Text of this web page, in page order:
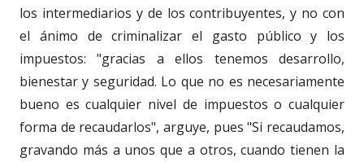
los intermediarios y de los contribuyentes, y no con
el ánimo de criminalizar el gasto público y los
impuestos: "gracias a ellos tenemos desarrollo,
bienestar y seguridad. Lo que no es necesariamente
bueno es cualquier nivel de impuestos o cualquier
forma de recaudarlos", arguye, pues "Si recaudamos,
gravando más a unos que a otros, cuando tienen la